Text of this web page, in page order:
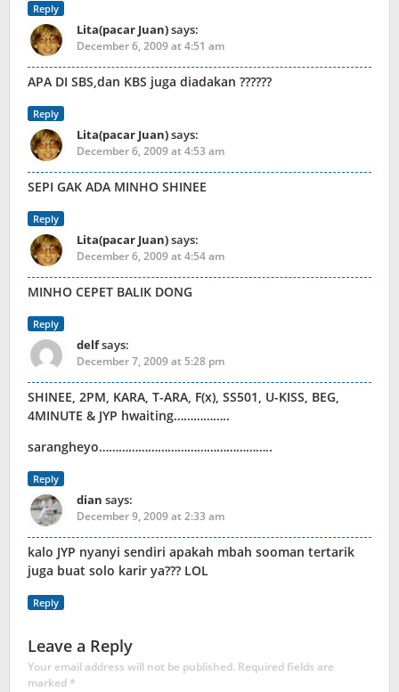
Reply
Lita(pacar Juan)says:
December 6, 2009 at 4:51 am
APA DI SBS,dan KBS juga diadakan ??????
Reply
Lita(pacar Juan)says:
December 6, 2009 at 4:53 am
SEPI GAK ADA MINHO SHINEE
Reply
Lita(pacar Juan)says:
December 6, 2009 at 4:54 am
MINHO CEPET BALIK DONG
Reply
delfsays:
December 7, 2009 at 5:28 pm
SHINEE, 2PM, KARA, T-ARA, F(x), SS501, U-KISS, BEG,
4MINUTE & JYP hwaiting……………..
sarangheyo……………………………………………..
Reply
dian says:
December 9, 2009 at 2:33 am
kalo JYP nyanyi sendiri apakah mbah sooman tertarik
juga buat solo karir ya??? LOL
Reply
Leave a Reply
Your email address will not be published. Required fields are
marked*